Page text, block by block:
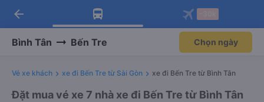
Tải app Vexere ngay!
Nhận ưu đãi thành viên độc
Mở app
Tải app Vexere
-30k/ghế khi đặt vé máy bay qua
Mở app
arrow_back
Bình Tân Bến Tre Chọn ngày
Vé xe khách xe đi Bến Tre từ Sài Gòn xe đi Bến Tre từ Bình Tân
Đặt mua vé xe 7 nhà xe đi Bến Tre từ Bình Tân